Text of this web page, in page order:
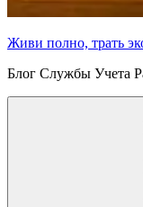
Живи полно, трать
Блог Службы Учета